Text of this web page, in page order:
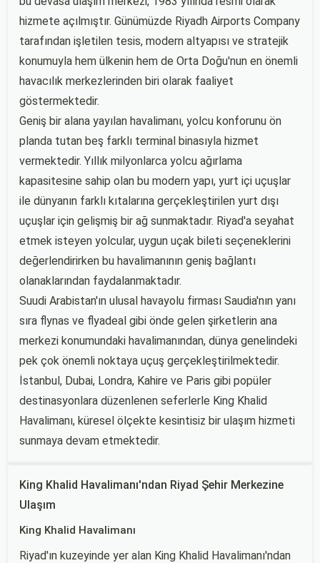
hizmete açılmıştır. Günümüzde Riyadh Airports Company
tarafından işletilen tesis, modern altyapısı ve stratejik
konumuyla hem ülkenin hem de Orta Doğu'nun en önemli
havacılık merkezlerinden biri olarak faaliyet
göstermektedir.
Geniş bir alana yayılan havalimanı, yolcu konforunu ön
planda tutan beş farklı terminal binasıyla hizmet
vermektedir. Yıllık milyonlarca yolcu ağırlama
kapasitesine sahip olan bu modern yapı, yurt içi uçuşlar
ile dünyanın farklı kıtalarına gerçekleştirilen yurt dışı
uçuşlar için gelişmiş bir ağ sunmaktadır. Riyad'a seyahat
etmek isteyen yolcular, uygun uçak bileti seçeneklerini
değerlendirirken bu havalimanının geniş bağlantı
olanaklarından faydalanmaktadır.
Suudi Arabistan'ın ulusal havayolu firması Saudia'nın yanı
sıra flynas ve flyadeal gibi önde gelen şirketlerin ana
merkezi konumundaki havalimanından, dünya genelindeki
pek çok önemli noktaya uçuş gerçekleştirilmektedir.
İstanbul, Dubai, Londra, Kahire ve Paris gibi popüler
destinasyonlara düzenlenen seferlerle King Khalid
Havalimanı, küresel ölçekte kesintisiz bir ulaşım hizmeti
sunmaya devam etmektedir.
King Khalid Havalimanı'ndan Riyad Şehir Merkezine
Ulaşım
King Khalid Havalimanı
Riyad'ın kuzeyinde yer alan King Khalid Havalimanı'ndan